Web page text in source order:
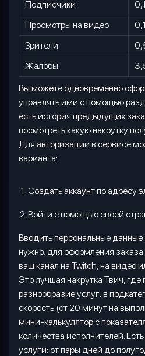
Подписчики
Просмотры на видео
Зрители
Жалобы
Вы можете одновременно
управлять ими с помощью
есть история предыдущих
посмотреть какую накрутку
Для авторизации в сервисе
варианта:
Создать аккаунт по адресу
Войти с помощью своей
Вводить персональные данные
нужно: для оформления заказа
ваш канал на Twitch, на видео
Это лучшая накрутка Твич,
разнообразие услуг: в
скорость (от 20 минут на
мини-калькулятор с
количества исполнителей.
услуги: от пары дней до